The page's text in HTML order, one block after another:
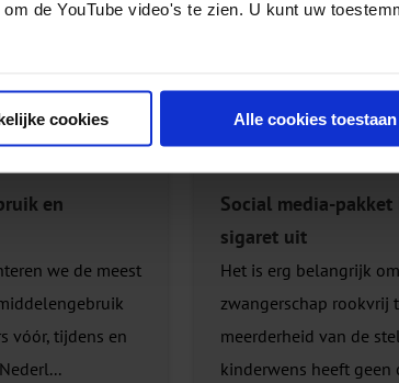
de YouTube video's te zien. U kunt uw
cookies Alle cookies toestaan
en
we de meest
vóór, tijdens en
Social media-
sigaret uit
Het is erg belangrijk
zwangerschap rookvrij
meerderheid van de
kinderwens heeft geen